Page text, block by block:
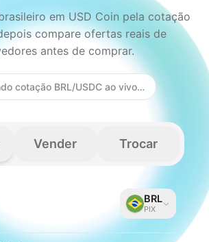
em USD Coin pela cotação
compare ofertas reais de
antes de comprar.
cotação BRL/USDC ao vivo…
Vender Trocar
BRL
PIX